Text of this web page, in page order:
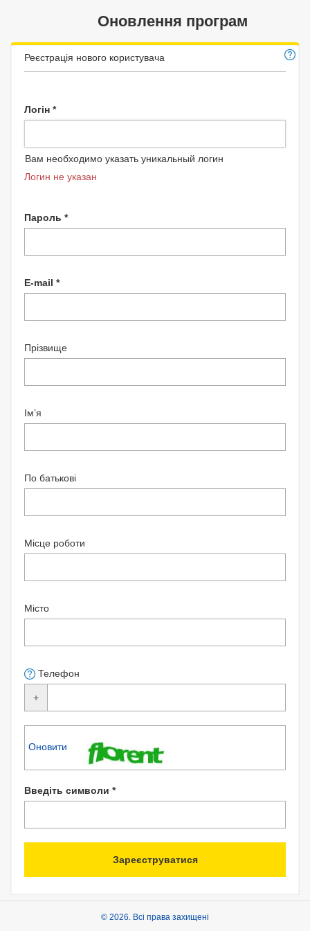
Оновлення програм
Реєстрація нового користувача
Логін *
Вам необходимо указать уникальный логин
Логин не указан
Пароль *
E-mail *
Прізвище
Ім’я
По батькові
Місце роботи
Місто
Телефон
+
Оновити
Введіть символи *
Зареєструватися
© 2026. Всі права захищені